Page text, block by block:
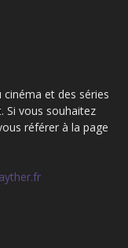
et des séries
Si vous souhaitez
référer à la page